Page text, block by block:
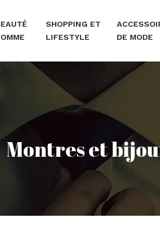
SHOPPING ET
LIFESTYLE
DE MODE
Montres et